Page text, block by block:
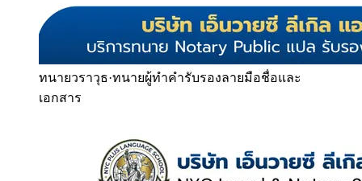
ทนายวราวุธ·ทนายผู้ทำคำรับรองลายมือชื่อและ
เอกสาร